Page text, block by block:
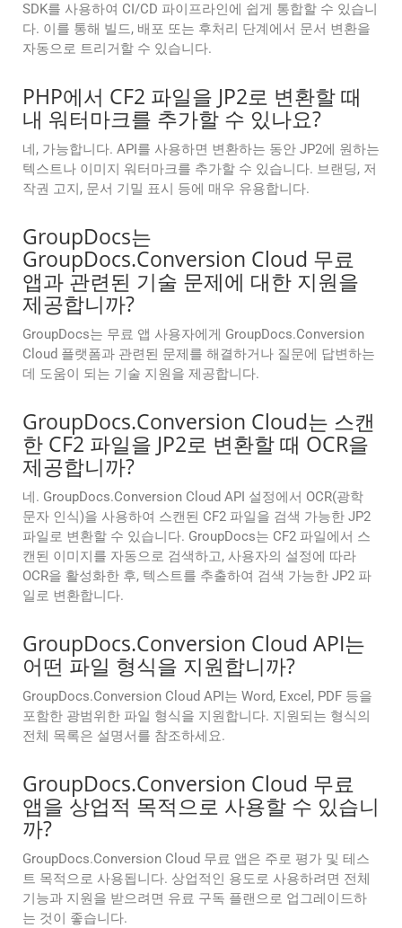
SDK를 사용하여 CI/CD 파이프라인에 쉽게 통합할 수 있습니
다. 이를 통해 빌드, 배포 또는 후처리 단계에서 문서 변환을
자동으로 트리거할 수 있습니다.
PHP에서 CF2 파일을 JP2로 변환할 때
내 워터마크를 추가할 수 있나요?
네, 가능합니다. API를 사용하면 변환하는 동안 JP2에 원하는
텍스트나 이미지 워터마크를 추가할 수 있습니다. 브랜딩, 저
작권 고지, 문서 기밀 표시 등에 매우 유용합니다.
GroupDocs는
GroupDocs.Conversion Cloud 무료
앱과 관련된 기술 문제에 대한 지원을
제공합니까?
GroupDocs는 무료 앱 사용자에게 GroupDocs.Conversion
Cloud 플랫폼과 관련된 문제를 해결하거나 질문에 답변하는
데 도움이 되는 기술 지원을 제공합니다.
GroupDocs.Conversion Cloud는 스캔
한 CF2 파일을 JP2로 변환할 때 OCR을
제공합니까?
네. GroupDocs.Conversion Cloud API 설정에서 OCR(광학
문자 인식)을 사용하여 스캔된 CF2 파일을 검색 가능한 JP2
파일로 변환할 수 있습니다. GroupDocs는 CF2 파일에서 스
캔된 이미지를 자동으로 검색하고, 사용자의 설정에 따라
OCR을 활성화한 후, 텍스트를 추출하여 검색 가능한 JP2 파
일로 변환합니다.
GroupDocs.Conversion Cloud API는
어떤 파일 형식을 지원합니까?
GroupDocs.Conversion Cloud API는 Word, Excel, PDF 등을
포함한 광범위한 파일 형식을 지원합니다. 지원되는 형식의
전체 목록은 설명서를 참조하세요.
GroupDocs.Conversion Cloud 무료
앱을 상업적 목적으로 사용할 수 있습니
까?
GroupDocs.Conversion Cloud 무료 앱은 주로 평가 및 테스
트 목적으로 사용됩니다. 상업적인 용도로 사용하려면 전체
기능과 지원을 받으려면 유료 구독 플랜으로 업그레이드하
는 것이 좋습니다.